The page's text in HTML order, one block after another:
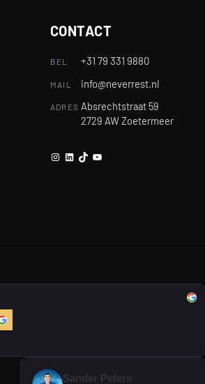
CONTACT
BEL +31 79 331 9880
MAIL info@neverrest.nl
ADRES Absrechtstraat 59
2729 AW Zoetermeer
Instagram
LinkedIn
TikTokYouTube
Sander Peters